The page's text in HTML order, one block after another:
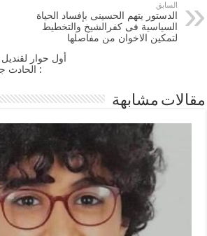
السابق
الدستور يتهم الحسينى بإفساد الحياة
السياسية فى كفرالشيخ والتخطيط
لتمكين الاخوان من مفاصلها
أول حوار
: الحادث
مقالات مشابهة